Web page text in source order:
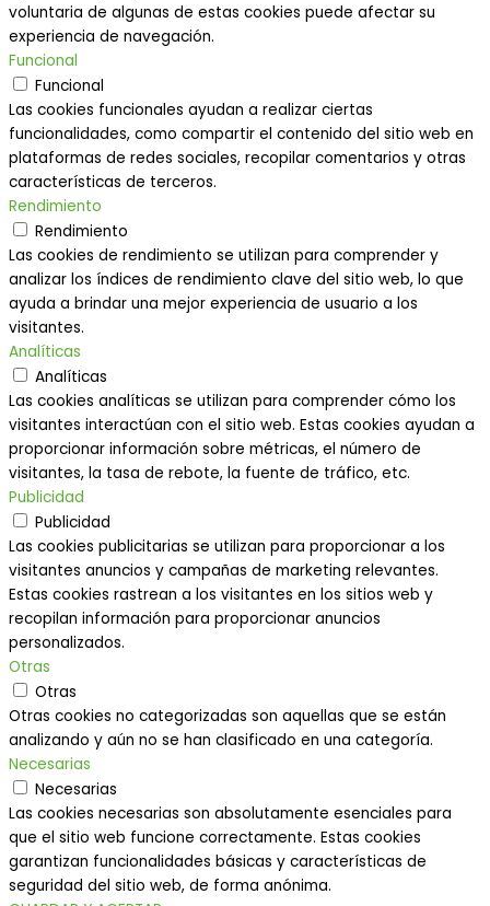
voluntaria de algunas de estas cookies puede afectar su
experiencia de navegación.
Funcional
Funcional
Las cookies funcionales ayudan a realizar ciertas
funcionalidades, como compartir el contenido del sitio web en
plataformas de redes sociales, recopilar comentarios y otras
características de terceros.
Rendimiento
Rendimiento
Las cookies de rendimiento se utilizan para comprender y
analizar los índices de rendimiento clave del sitio web, lo que
ayuda a brindar una mejor experiencia de usuario a los
visitantes.
Analíticas
Analíticas
Las cookies analíticas se utilizan para comprender cómo los
visitantes interactúan con el sitio web. Estas cookies ayudan a
proporcionar información sobre métricas, el número de
visitantes, la tasa de rebote, la fuente de tráfico, etc.
Publicidad
Publicidad
Las cookies publicitarias se utilizan para proporcionar a los
visitantes anuncios y campañas de marketing relevantes.
Estas cookies rastrean a los visitantes en los sitios web y
recopilan información para proporcionar anuncios
personalizados.
Otras
Otras
Otras cookies no categorizadas son aquellas que se están
analizando y aún no se han clasificado en una categoría.
Necesarias
Necesarias
Las cookies necesarias son absolutamente esenciales para
que el sitio web funcione correctamente. Estas cookies
garantizan funcionalidades básicas y características de
seguridad del sitio web, de forma anónima.